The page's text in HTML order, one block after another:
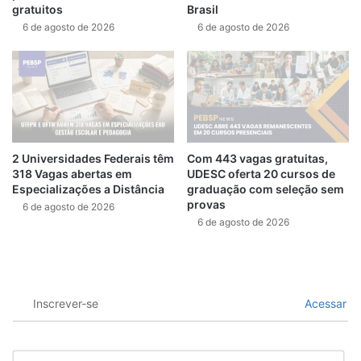
gratuitos
6 de agosto de 2026
Brasil
6 de agosto de 2026
2 Universidades Federais têm
318 Vagas abertas em
Especializações a Distância
6 de agosto de 2026
Com 443 vagas gratuitas,
UDESC oferta 20 cursos de
graduação com seleção sem
provas
6 de agosto de 2026
Inscrever-se Acessar